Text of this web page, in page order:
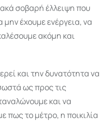
σοβαρή έλλειψη που
έχουμε ενέργεια, να
ακόμη και
και την δυνατότητα να
ως προς τις
και να
πως το μέτρο, η ποικιλία